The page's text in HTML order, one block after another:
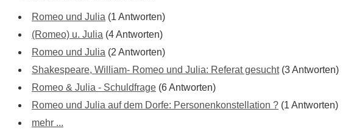
Romeo und Julia (1 Antworten)
(Romeo) u. Julia (4 Antworten)
Romeo und Julia (2 Antworten)
Shakespeare, William- Romeo und Julia: Referat gesucht(3 Antworten)
Romeo & Julia - Schuldfrage (6 Antworten)
Romeo und Julia auf dem Dorfe: Personenkonstellation ? (1 Antworten)
mehr ...